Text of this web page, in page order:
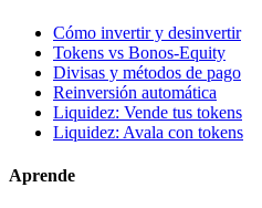
Cómo invertir y desinvertir
Tokens vs Bonos-Equity
Divisas y métodos de pago
Reinversión automática
Liquidez: Vende tus tokens
Liquidez: Avala con tokens
Aprende